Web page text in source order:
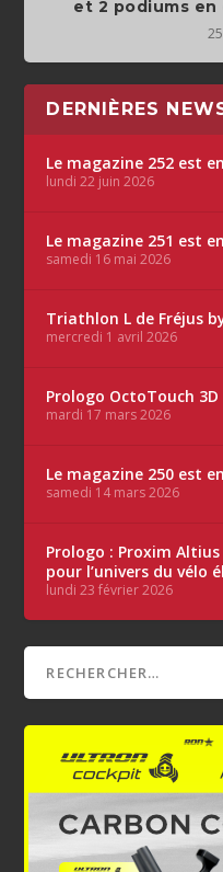
et 2 podiums
DERNIÈRES
Le magazine 252 est
lundi 22 juin 2026
Le magazine 251 est
samedi 16 mai 2026
Triathlon L de Fréjus
mercredi 1 avril 2026
Prologo OctoTouch 3D
mardi 17 mars 2026
Le magazine 250 est
samedi 14 mars 2026
Prologo : Proxim
pour l’univers du vélo
lundi 23 février 2026